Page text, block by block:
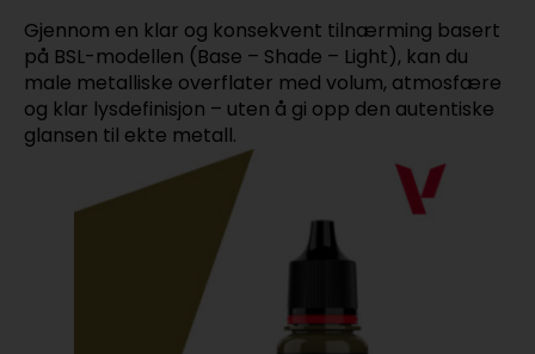
Gjennom en klar og konsekvent tilnærming basert
på BSL-modellen (Base – Shade – Light), kan du
male metalliske overflater med volum, atmosfære
og klar lysdefinisjon – uten å gi opp den autentiske
glansen til ekte metall.